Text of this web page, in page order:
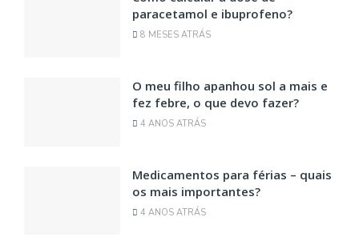
paracetamol e ibuprofeno?
8 MESES ATRÁS
O meu filho apanhou sol a mais e
fez febre, o que devo fazer?
4 ANOS ATRÁS
Medicamentos para férias – quais
os mais importantes?
4 ANOS ATRÁS